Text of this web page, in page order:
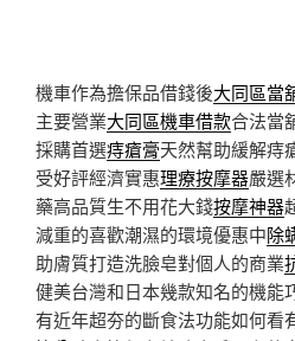
機車作為擔保品借錢後大同區當
主要營業大同區機車借款合法當
採購首選痔瘡膏天然幫助緩解痔
受好評經濟實惠理療按摩器嚴選
藥高品質生不用花大錢按摩神器
減重的喜歡潮濕的環境優惠中除
助膚質打造洗臉皂對個人的商業
健美台灣和日本幾款知名的機能
有近年超夯的斷食法功能如何看